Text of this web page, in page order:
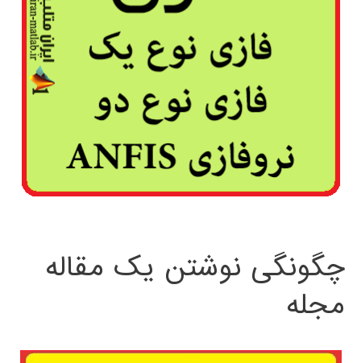
چگونگی نوشتن یک مقاله
مجله